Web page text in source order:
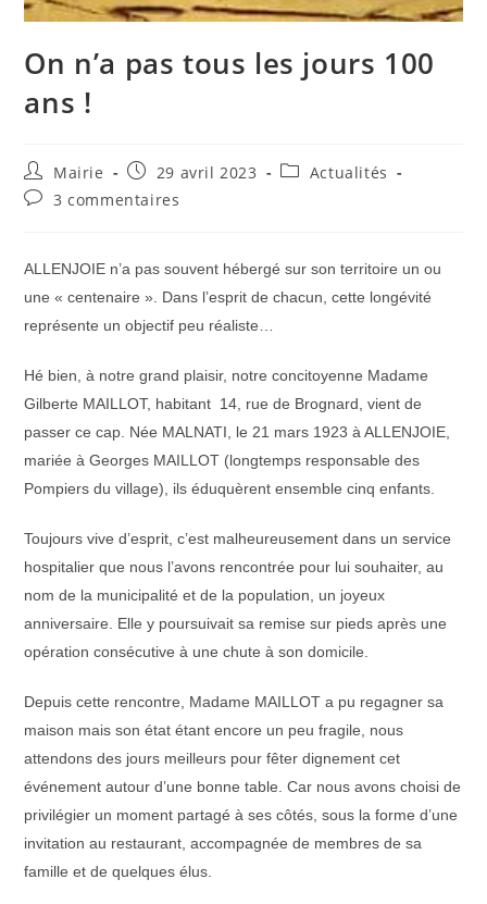
On n’a pas tous les jours 100
ans !
Auteur/autrice
de
la
Mairie
Publication
publiée :
29 avril 2023
PostActualités
Commentaires
publication :
3 commentaires
ALLENJOIE n’a pas souvent hébergé sur son territoire un ou
une « centenaire ». Dans l’esprit de chacun, cette longévité
représente un objectif peu réaliste…
Hé bien, à notre grand plaisir, notre concitoyenne Madame
Gilberte MAILLOT, habitant 14, rue de Brognard, vient de
passer ce cap. Née MALNATI, le 21 mars 1923 à ALLENJOIE,
mariée à Georges MAILLOT (longtemps responsable des
Pompiers du village), ils éduquèrent ensemble cinq enfants.
Toujours vive d’esprit, c’est malheureusement dans un service
hospitalier que nous l’avons rencontrée pour lui souhaiter, au
nom de la municipalité et de la population, un joyeux
anniversaire. Elle y poursuivait sa remise sur pieds après une
opération consécutive à une chute à son domicile.
Depuis cette rencontre, Madame MAILLOT a pu regagner sa
maison mais son état étant encore un peu fragile, nous
attendons des jours meilleurs pour fêter dignement cet
événement autour d’une bonne table. Car nous avons choisi de
privilégier un moment partagé à ses côtés, sous la forme d’une
invitation au restaurant, accompagnée de membres de sa
famille et de quelques élus.